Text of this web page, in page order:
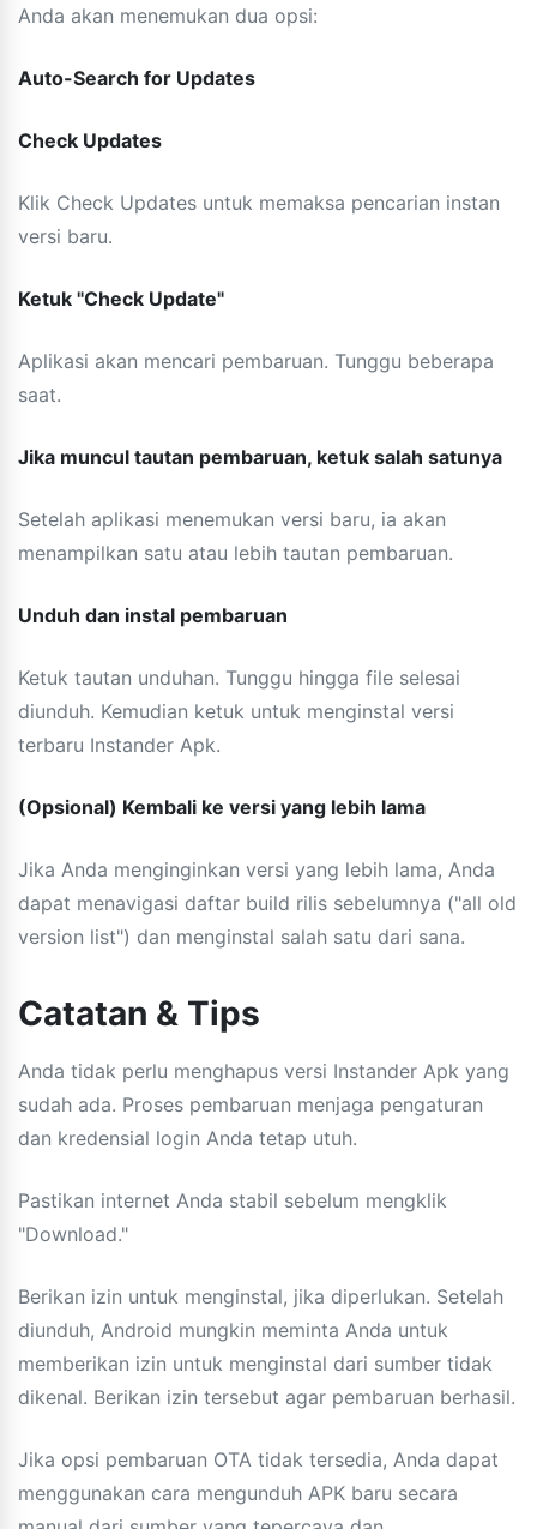
Anda akan menemukan dua opsi:
Auto-Search for Updates
Check Updates
Klik Check Updates untuk memaksa pencarian instan
versi baru.
Ketuk "Check Update"
Aplikasi akan mencari pembaruan. Tunggu beberapa
saat.
Jika muncul tautan pembaruan, ketuk salah satunya
Setelah aplikasi menemukan versi baru, ia akan
menampilkan satu atau lebih tautan pembaruan.
Unduh dan instal pembaruan
Ketuk tautan unduhan. Tunggu hingga file selesai
diunduh. Kemudian ketuk untuk menginstal versi
terbaru Instander Apk.
(Opsional) Kembali ke versi yang lebih lama
Jika Anda menginginkan versi yang lebih lama, Anda
dapat menavigasi daftar build rilis sebelumnya ("all old
version list") dan menginstal salah satu dari sana.
Catatan & Tips
Anda tidak perlu menghapus versi Instander Apk yang
sudah ada. Proses pembaruan menjaga pengaturan
dan kredensial login Anda tetap utuh.
Pastikan internet Anda stabil sebelum mengklik
"Download."
Berikan izin untuk menginstal, jika diperlukan. Setelah
diunduh, Android mungkin meminta Anda untuk
memberikan izin untuk menginstal dari sumber tidak
dikenal. Berikan izin tersebut agar pembaruan berhasil.
Jika opsi pembaruan OTA tidak tersedia, Anda dapat
menggunakan cara mengunduh APK baru secara